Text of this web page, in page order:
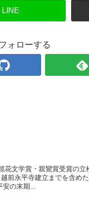
LINE
ォローする
花文学賞・親鸞賞受賞の
前永平寺建立までを含め
の末期...